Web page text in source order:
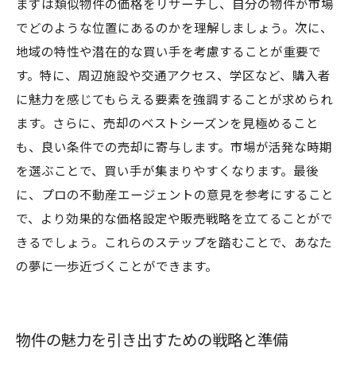
まずは類似物件の価格をリサーチし、自分の物件が市場
でどのような位置にあるのかを理解しましょう。次に、
地域の特性や潜在的な買い手を考慮することが重要で
す。特に、周辺施設や交通アクセス、学区など、購入者
に魅力を感じてもらえる要素を強調することが求められ
ます。さらに、売却のベストシーズンを見極めること
も、良い条件での売却に寄与します。市場が活発な時期
を選ぶことで、買い手が集まりやすくなります。最後
に、プロの不動産エージェントの意見を参考にすること
で、より効果的な価格設定や販売戦略を立てることがで
きるでしょう。これらのステップを踏むことで、あなた
の夢に一歩近づくことができます。
物件の魅力を引き出すための戦略と準備